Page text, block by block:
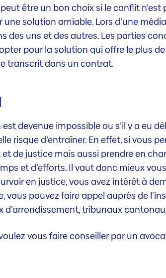
être un bon choix si le conflit
une solution amiable. Lors d’une
des uns et des autres. Les parties
pour la solution qui offre le plus
transcrit dans un contrat.
devenue impossible ou s’il y a eu
risque d’entraîner. En effet, si vous
de justice mais aussi prendre en
et d’efforts. Il vaut donc mieux
en justice, vous avez intérêt à
vous pouvez faire appel auprès de
tribunaux
vous faire conseiller par un